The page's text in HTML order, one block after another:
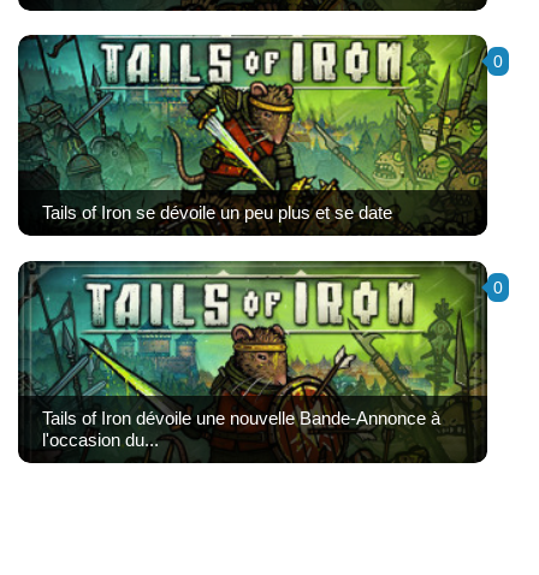
0
Tails of Iron se dévoile un peu plus et se date
0
Tails of Iron dévoile une nouvelle Bande-Annonce à
l'occasion du...